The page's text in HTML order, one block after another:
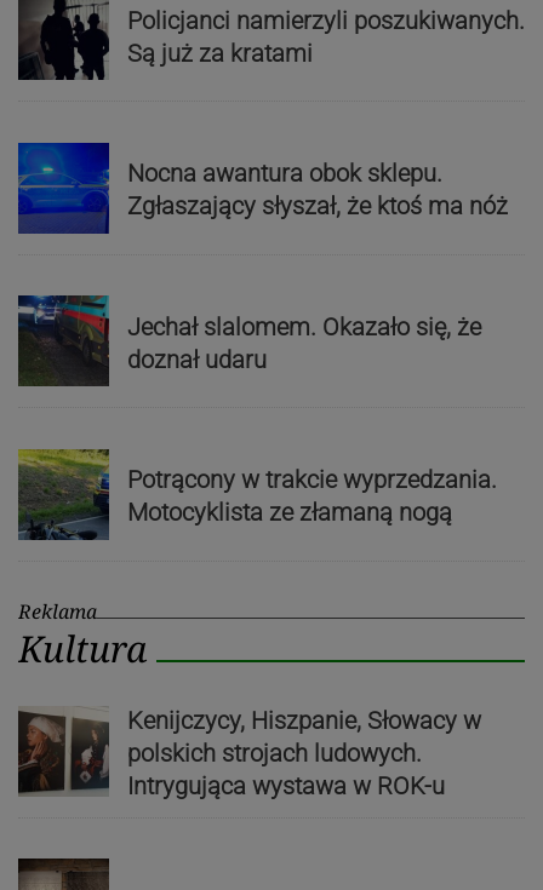
Policjanci namierzyli poszukiwanych.
Są już za kratami
Nocna awantura obok sklepu.
Zgłaszający słyszał, że ktoś ma nóż
Jechał slalomem. Okazało się, że
doznał udaru
Potrącony w trakcie wyprzedzania.
Motocyklista ze złamaną nogą
Reklama
Kultura
Kenijczycy, Hiszpanie, Słowacy w
polskich strojach ludowych.
Intrygująca wystawa w ROK-u